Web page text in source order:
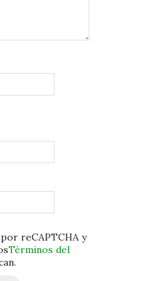
reCAPTCHA y
Términos del